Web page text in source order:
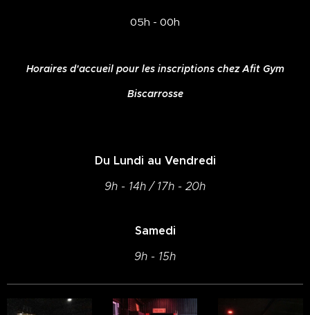
05h - 00h
Horaires d'accueil pour les inscriptions chez Afit Gym
Biscarrosse
Du Lundi au Vendredi
9h - 14h / 17h - 20h
Samedi
9h - 15h